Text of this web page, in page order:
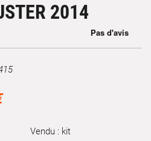
2014
Vendu : kit